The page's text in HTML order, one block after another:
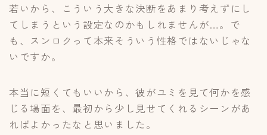
若いから、こういう大きな決断をあまり考えずにし
てしまうという設定なのかもしれませんが…。で
も、スンロクって本来そういう性格ではないじゃな
いですか。
本当に短くてもいいから、彼がユミを見て何かを感
じる場面を、最初から少し見せてくれるシーンがあ
ればよかったなと思いました。